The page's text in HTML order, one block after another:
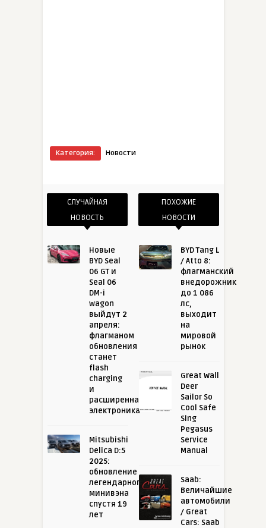
Категория: Новости
СЛУЧАЙНАЯ
НОВОСТЬ
Новые
BYD Seal
06 GT и
Seal 06
DM-i
wagon
выйдут 2
апреля:
флагманом
обновления
станет
flash
charging
и
расширенная
электроника
Mitsubishi
Delica D:5
2025:
обновление
легендарного
минивэна
спустя 19
лет
ПОХОЖИЕ
НОВОСТИ
BYD Tang L
/ Atto 8:
флагманский
внедорожник
до 1 086
лс,
выходит
на
мировой
рынок
Great Wall
Deer
Sailor So
Cool Safe
Sing
Pegasus
Service
Manual
Saab:
Величайшие
автомобили
/ Great
Cars: Saab